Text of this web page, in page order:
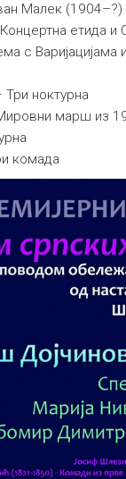
Малек (1904–?)
етида и
с Варијацијама
ноктурна
марш из
комада